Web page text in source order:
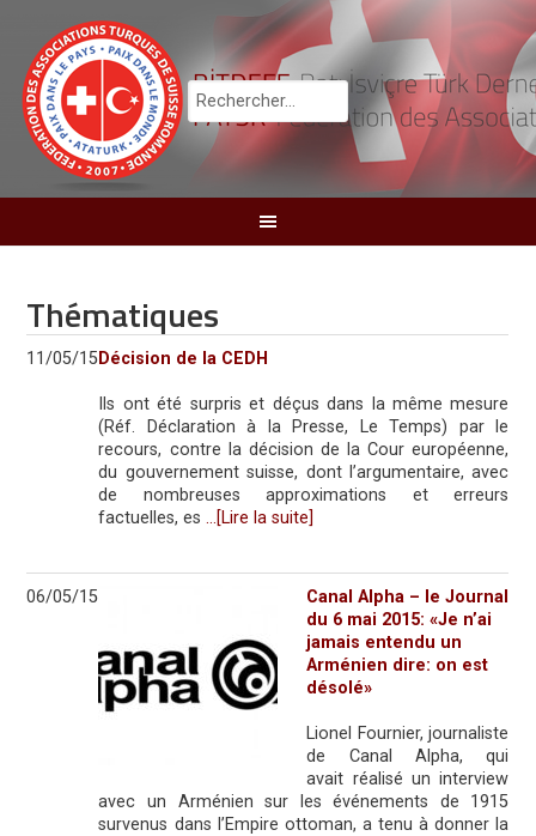
Thématiques
11/05/15Décision de la CEDH
Ils ont été surpris et déçus dans la même mesure
(Réf. Déclaration à la Presse, Le Temps) par le
recours, contre la décision de la Cour européenne,
du gouvernement suisse, dont l’argumentaire, avec
de nombreuses approximations et erreurs
factuelles, es …[Lire la suite]
06/05/15
Canal Alpha – le Journal
du 6 mai 2015: «Je n’ai
jamais entendu un
Arménien dire: on est
désolé»
Lionel Fournier, journaliste
de Canal Alpha, qui
avait réalisé un interview
avec un Arménien sur les événements de 1915
survenus dans l’Empire ottoman, a tenu à donner la